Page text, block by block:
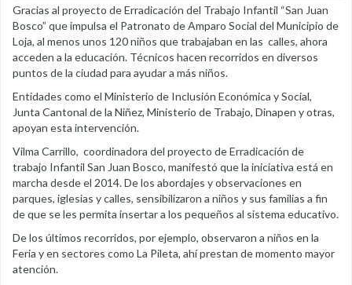
Gracias al proyecto de Erradicación del Trabajo Infantil “San Juan
Bosco” que impulsa el Patronato de Amparo Social del Municipio de
Loja, al menos unos 120 niños que trabajaban en las calles, ahora
acceden a la educación. Técnicos hacen recorridos en diversos
puntos de la ciudad para ayudar a más niños.
Entidades como el Ministerio de Inclusión Económica y Social,
Junta Cantonal de la Niñez, Ministerio de Trabajo, Dinapen y otras,
apoyan esta intervención.
Vilma Carrillo, coordinadora del proyecto de Erradicación de
trabajo Infantil San Juan Bosco, manifestó que la iniciativa está en
marcha desde el 2014. De los abordajes y observaciones en
parques, iglesias y calles, sensibilizaron a niños y sus familias a fin
de que se les permita insertar a los pequeños al sistema educativo.
De los últimos recorridos, por ejemplo, observaron a niños en la
Feria y en sectores como La Pileta, ahí prestan de momento mayor
atención.